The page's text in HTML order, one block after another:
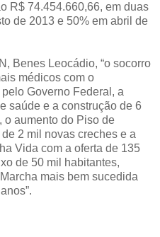
R$ 74.454.660,66, em duas
de 2013 e 50% em abril de
Benes Leocádio, “o socorro
médicos com o
Governo Federal, a
saúde e a construção de 6
o aumento do Piso de
2 mil novas creches e a
Vida com a oferta de 135
de 50 mil habitantes,
mais bem sucedida